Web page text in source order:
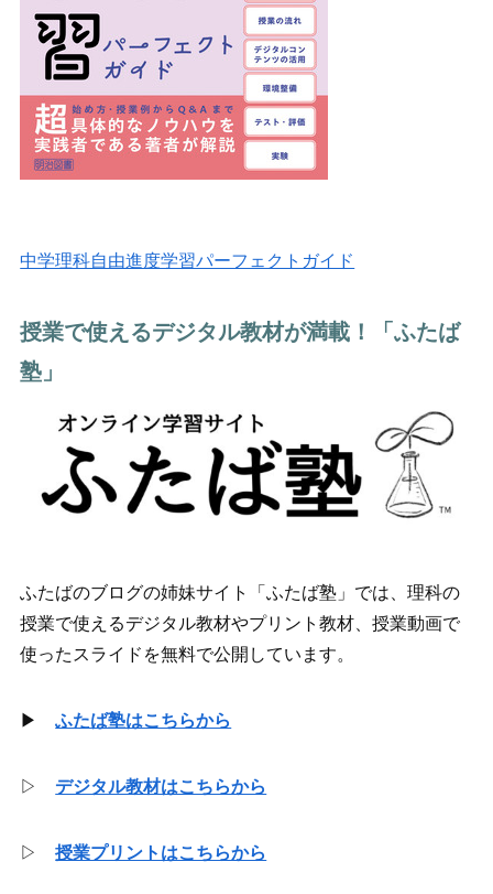
中学理科自由進度学習パーフェクトガイド
授業で使えるデジタル教材が満載！「ふたば
塾」
ふたばのブログの姉妹サイト「ふたば塾」では、理科の
授業で使えるデジタル教材やプリント教材、授業動画で
使ったスライドを無料で公開しています。
▶ふたば塾はこちらから
▷ デジタル教材はこちらから
▷授業プリントはこちらから